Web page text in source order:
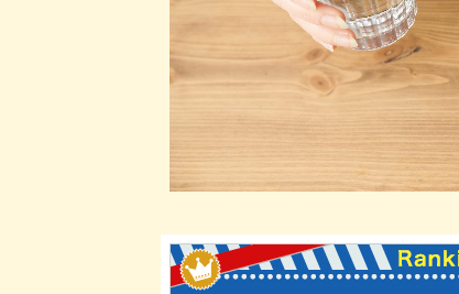
調
節
と、
反
投
与